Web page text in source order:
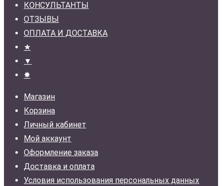
КОНСУЛЬТАНТЫ
ОТЗЫВЫ
ОПЛАТА И ДОСТАВКА
★
▼
✸
Магазин
Корзина
Личный кабинет
Мой аккаунт
Оформление заказа
Доставка и оплата
Условия использования персональных данных